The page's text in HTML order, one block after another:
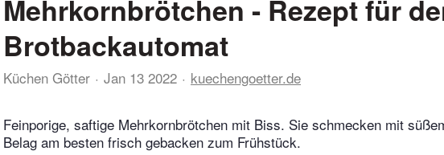
Mehrkornbrötchen - Rezept für
Brotbackautomat
Küchen Götter Jan 13 2022 kuechengoetter.de
Feinporige, saftige Mehrkornbrötchen mit Biss. Sie schmecken mit
Belag am besten frisch gebacken zum Frühstück.